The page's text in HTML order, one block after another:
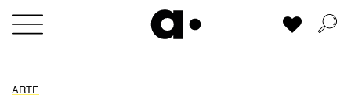
Skip
Mi lista
ARTE